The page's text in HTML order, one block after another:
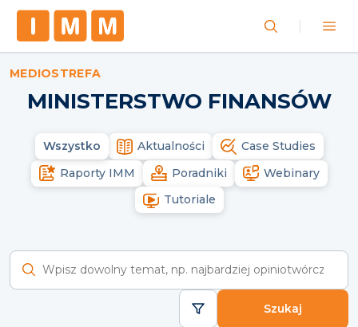
MEDIOSTREFA
MINISTERSTWO FINANSÓW
Wszystko Aktualności
Case Studies
Raporty IMM
Poradniki
Webinary
Tutoriale
Szukaj